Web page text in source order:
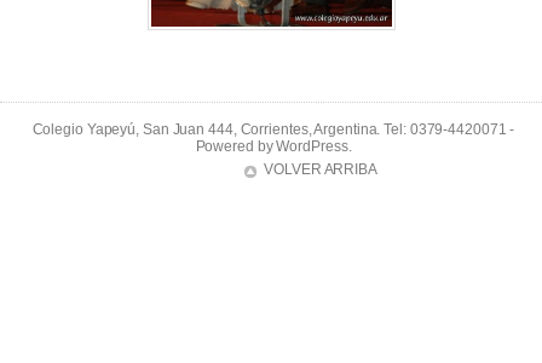
Colegio Yapeyú, San Juan 444, Corrientes, Argentina. Tel: 0379-4420071 -
Powered byWordPress.
VOLVER ARRIBA